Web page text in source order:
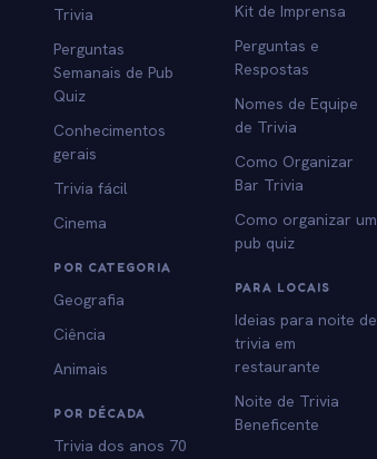
Trivia
Perguntas
Semanais de Pub
Quiz
Conhecimentos
gerais
Trivia fácil
Cinema
POR CATEGORIA
Geografia
Ciência
Animais
POR DÉCADA
Trivia dos anos 70
Kit de Imprensa
Perguntas e
Respostas
Nomes de Equipe
de Trivia
Como Organizar
Bar Trivia
Como organizar um
pub quiz
PARA LOCAIS
Ideias para noite de
trivia em
restaurante
Noite de Trivia
Beneficente